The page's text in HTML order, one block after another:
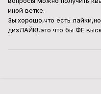
иной ветке.
Зы:хорошо,что есть
дизЛАЙК!,это что бы ФЕ